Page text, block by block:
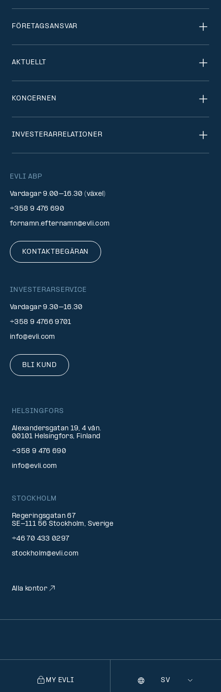
EVLI ABP
Vardagar 9.00–16.30 (växel)
+358 9 476 690
fornamn.efternamn@evli.com
KONTAKTBEGÄRAN
INVESTERARSERVICE
Vardagar 9.30–16.30
+358 9 4766 9701
info@evli.com
BLI KUND
FÖRETAGSANSVAR
AKTUELLT
KONCERNEN
INVESTERARRELATIONER
HELSINGFORS
Alexandersgatan 19, 4 vån.
00101 Helsingfors, Finland
+358 9 476 690
info@evli.com
STOCKHOLM
Regeringsgatan 67
SE-111 56 Stockholm, Sverige
+46 70 433 0297
stockholm@evli.com
Alla kontor
MY EVLI Selecting
Språk